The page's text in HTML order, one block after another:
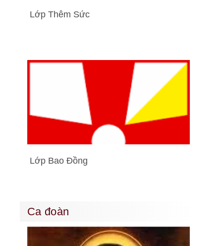
Lớp Thêm Sức
Lớp Bao Đồng
Ca đoàn